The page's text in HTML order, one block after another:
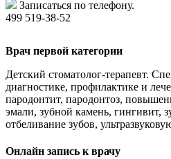
Записаться по телефону.
499 519-38-52
Врач первой категории
Детский стоматолог-терапевт.
диагностике, профилактике и
пародонтит, пародонтоз,
эмали, зубной камень, гингивит,
отбеливание зубов,
Онлайн запись к врачу